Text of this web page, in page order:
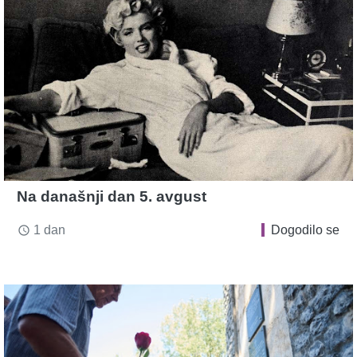
Na današnji dan 5. avgust
access_time 1 dan Dogodilo se